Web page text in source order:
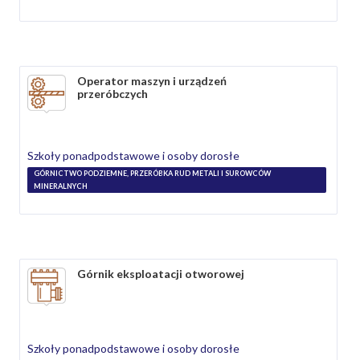
Operator maszyn i urządzeń
przeróbczych
Szkoły ponadpodstawowe i osoby dorosłe
GÓRNICTWO PODZIEMNE, PRZERÓBKA RUD METALI I SUROWCÓW
MINERALNYCH
Górnik eksploatacji otworowej
Szkoły ponadpodstawowe i osoby dorosłe